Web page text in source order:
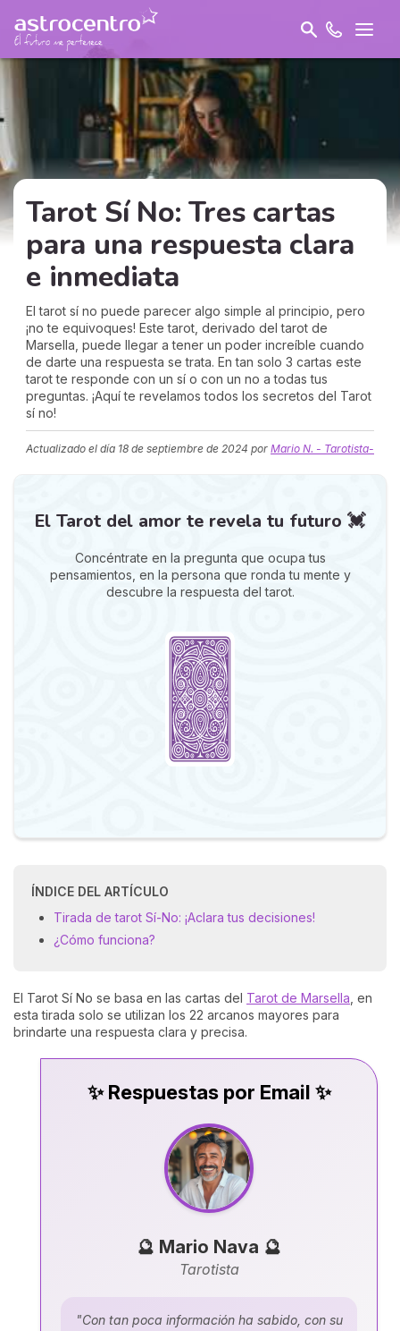
Tarot Sí No: Tres cartas
para una respuesta clara
e inmediata
El tarot sí no puede parecer algo simple al principio, pero
¡no te equivoques! Este tarot, derivado del tarot de
Marsella, puede llegar a tener un poder increíble cuando
de darte una respuesta se trata. En tan solo 3 cartas este
tarot te responde con un sí o con un no a todas tus
preguntas. ¡Aquí te revelamos todos los secretos del Tarot
sí no!
Actualizado el día 18 de septiembre de 2024 por Mario N. - Tarotista-
El Tarot del amor te revela tu futuro 💓
Concéntrate en la pregunta que ocupa tus
pensamientos, en la persona que ronda tu mente y
descubre la respuesta del tarot.
ÍNDICE DEL ARTÍCULO
Tirada de tarot Sí-No: ¡Aclara tus decisiones!
¿Cómo funciona?
El Tarot Sí No se basa en las cartas del Tarot de Marsella , en
esta tirada solo se utilizan los 22 arcanos mayores para
brindarte una respuesta clara y precisa.
✨ Respuestas por Email ✨
🔮 Mario Nava 🔮
Tarotista
"Con tan poca información ha sabido, con su